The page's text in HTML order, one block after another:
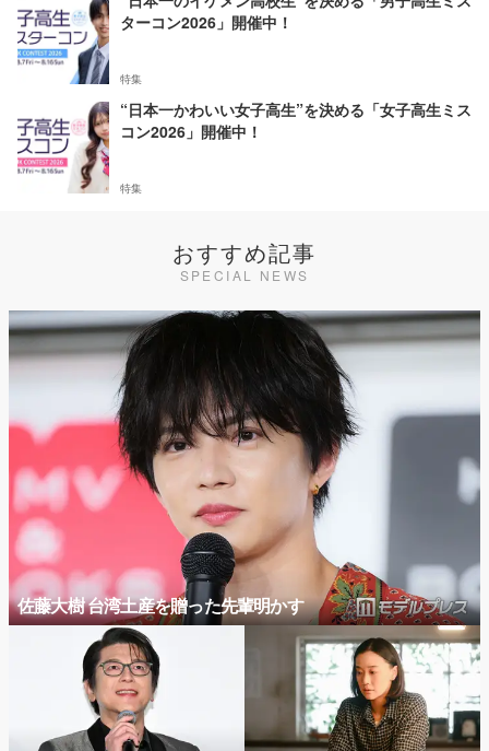
ターコン2026」開催中！
特集
“日本一かわいい女子高生”を決める「女子高生ミス
コン2026」開催中！
特集
おすすめ記事
SPECIAL NEWS
佐藤大樹 台湾土産を贈った先輩明かす